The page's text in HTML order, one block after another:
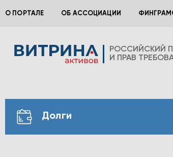
О ПОРТАЛЕ ОБ АССОЦИАЦИИ
РОССИЙСКИЙ
И ПРАВ
Долги